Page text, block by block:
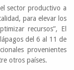
sector productivo a
para elevar los
recursos”, El
del 6 al 11 de
provenientes
otros países.